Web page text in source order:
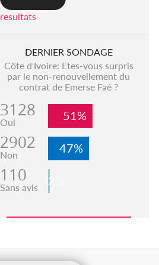
resultats
DERNIER SONDAGE
Côte d'Ivoire: Etes-vous surpris
par le non-renouvellement du
contrat de Emerse Faé ?
3128
Oui 51%
2902
Non 47%
110
Sans avis 2%